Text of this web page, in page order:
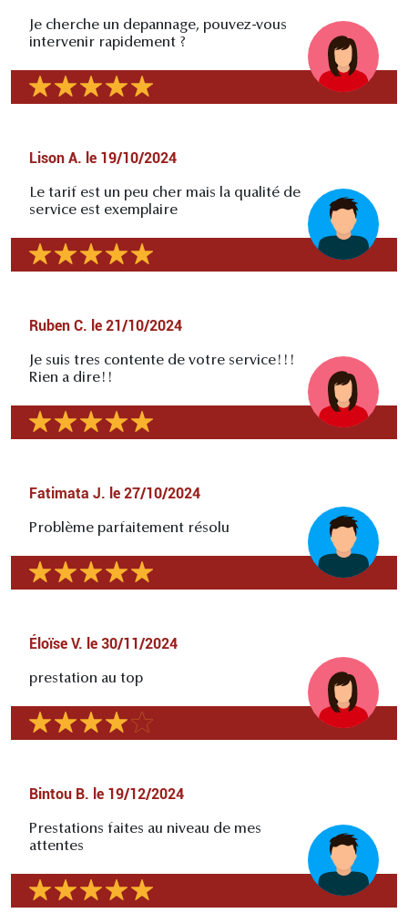
Je cherche un depannage, pouvez-vous
intervenir rapidement ?
Lison A. le 19/10/2024
Le tarif est un peu cher mais la qualité de
service est exemplaire
Ruben C. le 21/10/2024
Je suis tres contente de votre service!!!
Rien a dire!!
Fatimata J. le 27/10/2024
Problème parfaitement résolu
Éloïse V. le 30/11/2024
prestation au top
Bintou B. le 19/12/2024
Prestations faites au niveau de mes
attentes